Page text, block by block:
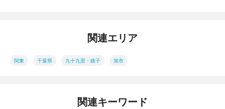
関連エリア
関東 千葉県 九十九里・銚子 旭市
関連キーワード